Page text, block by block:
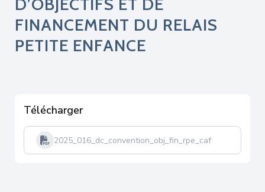
D’OBJECTIFS ET DE
FINANCEMENT DU RELAIS
PETITE ENFANCE
Télécharger
2025_016_dc_convention_obj_fin_rpe_caf